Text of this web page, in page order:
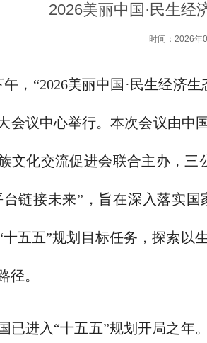
2026美丽中国·民生经
时间：2026年
午，“2026美丽中国·民生经济
会议中心举行。本次会议由中
文化交流促进会联合主办，
台链接未来”，旨在深入落实
十五五”规划目标任务，探索以
径。
已进入“十五五”规划开局之年